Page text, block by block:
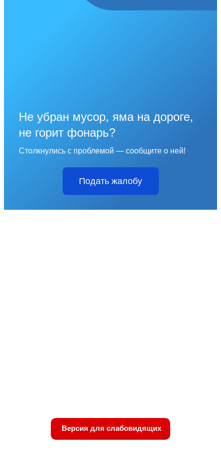
Не убран мусор, яма на дороге,
не горит фонарь?
Столкнулись с проблемой — сообщите о ней!
Подать жалобу
Версия для слабовидящих